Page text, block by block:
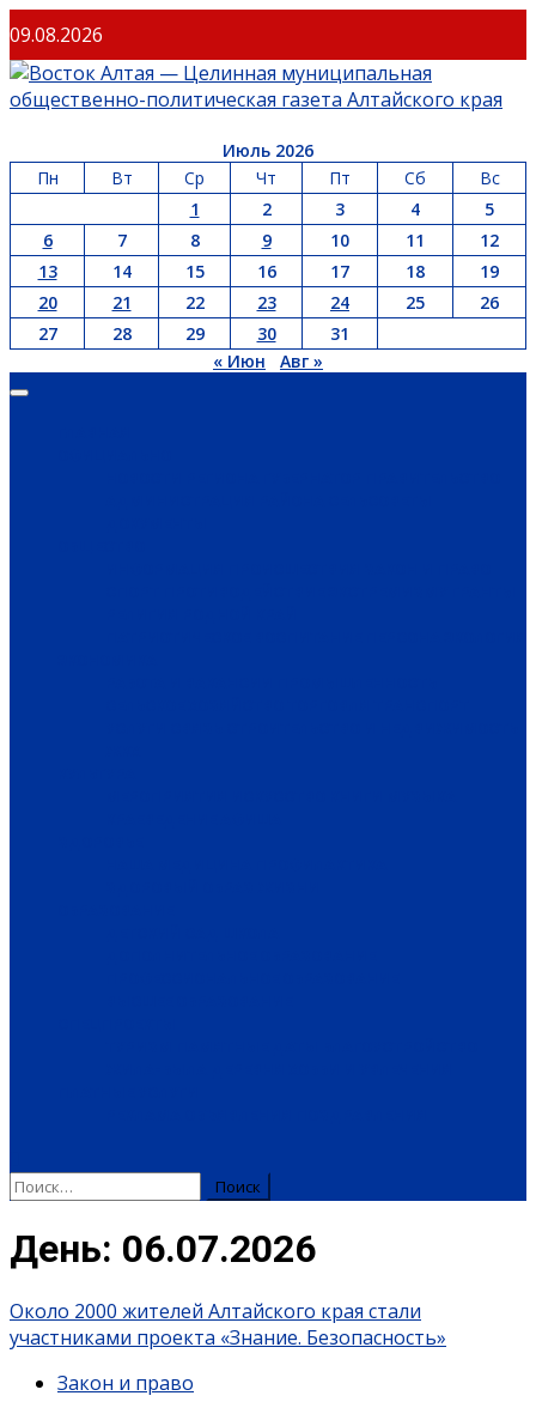
09.08.2026
Июль 2026
Пн
Вт Ср Чт Пт Сб
Вс
1
2 3 4
5
6
7 8 9 10 11
12
13
14 15 16 17 18
19
20
21 22 23 24 25
26
27
28 29 30
31
« Июн
Авг »
День: 06.07.2026
Около 2000 жителей Алтайского края стали
участниками проекта «Знание. Безопасность»
Закон и право